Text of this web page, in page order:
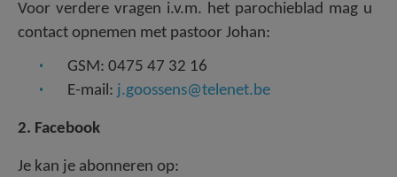
Voor verdere vragen i.v.m. het parochieblad mag u
contact opnemen met pastoor Johan:
GSM: 0475 47 32 16
E-mail: j.goossens@telenet.be
2. Facebook
Je kan je abonneren op: